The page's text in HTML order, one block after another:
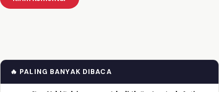
🔥 PALING BANYAK DIBACA